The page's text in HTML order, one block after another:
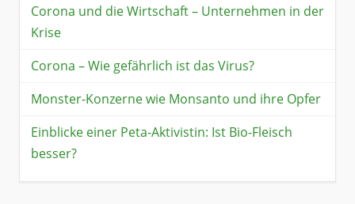
Corona und die Wirtschaft – Unternehmen in der
Krise
Corona – Wie gefährlich ist das Virus?
Monster-Konzerne wie Monsanto und ihre Opfer
Einblicke einer Peta-Aktivistin: Ist Bio-Fleisch
besser?